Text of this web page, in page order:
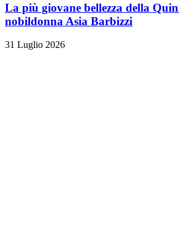
La più giovane bellezza della
nobildonna Asia Barbizzi
31 Luglio 2026